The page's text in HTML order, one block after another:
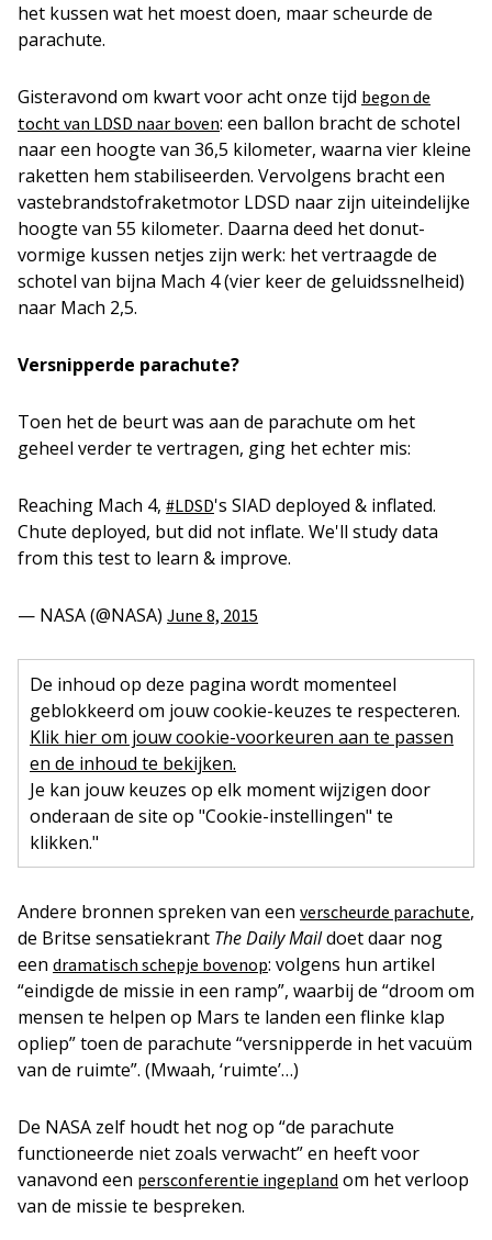
het kussen wat het moest doen, maar scheurde de
parachute.
Gisteravond om kwart voor acht onze tijd begon de
tocht van LDSD naar boven: een ballon bracht de schotel
naar een hoogte van 36,5 kilometer, waarna vier kleine
raketten hem stabiliseerden. Vervolgens bracht een
vastebrandstofraketmotor LDSD naar zijn uiteindelijke
hoogte van 55 kilometer. Daarna deed het donut-
vormige kussen netjes zijn werk: het vertraagde de
schotel van bijna Mach 4 (vier keer de geluidssnelheid)
naar Mach 2,5.
Versnipperde parachute?
Toen het de beurt was aan de parachute om het
geheel verder te vertragen, ging het echter mis:
Reaching Mach 4, #LDSD's SIAD deployed & inflated.
Chute deployed, but did not inflate. We'll study data
from this test to learn & improve.
— NASA (@NASA) June 8, 2015
De inhoud op deze pagina wordt momenteel
geblokkeerd om jouw cookie-keuzes te respecteren.
Klik hier om jouw cookie-voorkeuren aan te passen
en de inhoud te bekijken.
Je kan jouw keuzes op elk moment wijzigen door
onderaan de site op "Cookie-instellingen" te
klikken."
Andere bronnen spreken van een verscheurde parachute,
de Britse sensatiekrant The Daily Maildoet daar nog
een dramatisch schepje bovenop: volgens hun artikel
“eindigde de missie in een ramp”, waarbij de “droom om
mensen te helpen op Mars te landen een flinke klap
opliep” toen de parachute “versnipperde in het vacuüm
van de ruimte”. (Mwaah, ‘ruimte’…)
De NASA zelf houdt het nog op “de parachute
functioneerde niet zoals verwacht” en heeft voor
vanavond een persconferentie ingepland om het verloop
van de missie te bespreken.